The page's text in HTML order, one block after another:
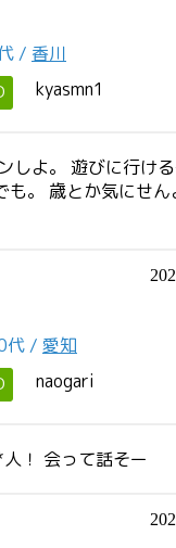
/ 香川
kyasmn1
しよ。 遊びに行け
も。 歳とか気にせ
代 / 愛知
naogari
！ 会って話そー